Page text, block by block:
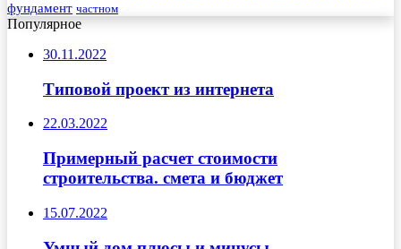
фундамент частном
Популярное
30.11.2022
Типовой проект из интернета
22.03.2022
Примерный расчет стоимости
строительства. смета и бюджет
15.07.2022